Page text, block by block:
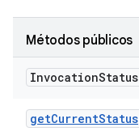
Métodos públicos
InvocationStatus
getCurrentStatus